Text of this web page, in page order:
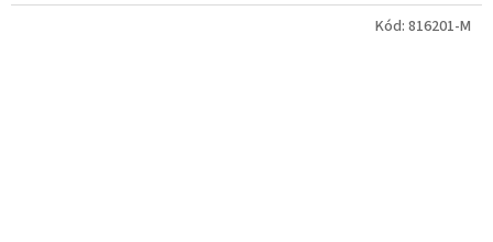
Kód: 816201-M